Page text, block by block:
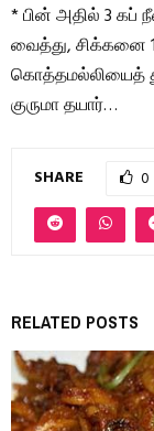
* பின் அதில் 3 கப்
வைத்து, சிக்கனை
கொத்தமல்லியைத்
குருமா தயார்…
SHARE 0
RELATED POSTS